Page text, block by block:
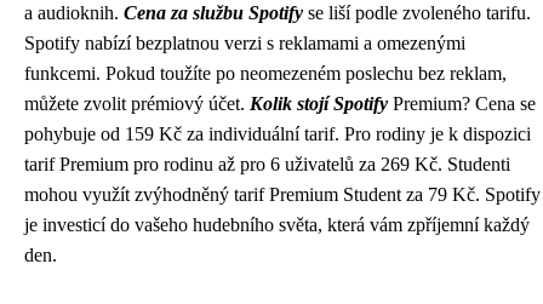
a audioknih. Cena za službu Spotify se liší podle zvoleného tarifu.
Spotify nabízí bezplatnou verzi s reklamami a omezenými
funkcemi. Pokud toužíte po neomezeném poslechu bez reklam,
můžete zvolit prémiový účet. Kolik stojí Spotify Premium? Cena se
pohybuje od 159 Kč za individuální tarif. Pro rodiny je k dispozici
tarif Premium pro rodinu až pro 6 uživatelů za 269 Kč. Studenti
mohou využít zvýhodněný tarif Premium Student za 79 Kč. Spotify
je investicí do vašeho hudebního světa, která vám zpříjemní každý
den.